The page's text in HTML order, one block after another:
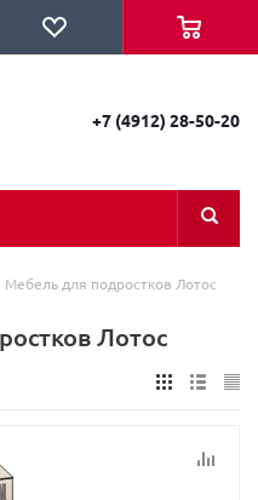
+7 (4912) 28-50-20
Мебель для подростков Лотос
Лотос